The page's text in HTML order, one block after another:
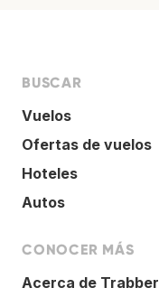
BUSCAR
Vuelos
Ofertas de vuelos
Hoteles
Autos
CONOCER MÁS
Acerca de Trabber